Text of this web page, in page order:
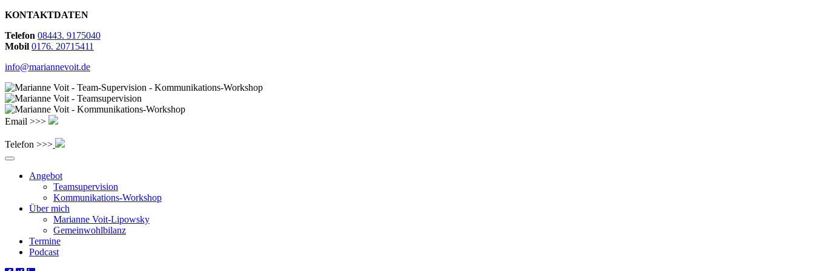
KONTAKTDATEN
Telefon 08443. 9175040
Mobil 0176. 20715411
info@mariannevoit.de
Email >>>
Telefon >>>
Angebot
Teamsupervision
Kommunikations-Workshop
Über mich
Marianne Voit-Lipowsky
Gemeinwohlbilanz
Termine
Podcast